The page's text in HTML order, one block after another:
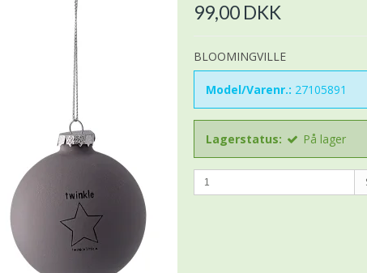
99,00 DKK
BLOOMINGVILLE
Model/Varenr.: 27105891
Lagerstatus: På lager